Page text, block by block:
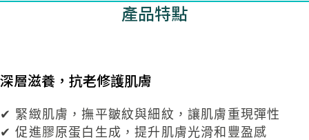
產品特點
深層滋養，抗老修護肌膚
✔ 緊緻肌膚，撫平皺紋與細紋，讓肌膚重現彈性
✔ 促進膠原蛋白生成，提升肌膚光滑和豐盈感